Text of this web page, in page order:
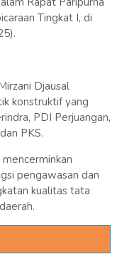
Tingkat I, di
Djausal
konstruktif yang
PDI Perjuangan,
PKS.
pengawasan dan
kualitas tata